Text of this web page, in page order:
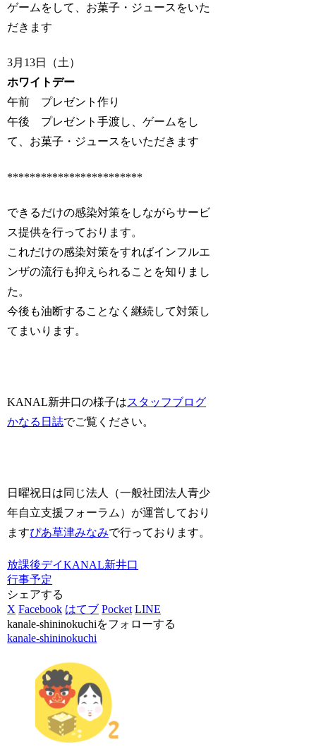
ゲームをして、お菓子・ジュースをいた
だきます
3月13日（土）
ホワイトデー
午前 プレゼント作り
午後 プレゼント手渡し、ゲームをし
て、お菓子・ジュースをいただきます
************************
できるだけの感染対策をしながらサービ
ス提供を行っております。
これだけの感染対策をすればインフルエ
ンザの流行も抑えられることを知りまし
た。
今後も油断することなく継続して対策し
てまいります。
KANAL新井口の様子はスタッフブログ
かなる日誌でご覧ください。
日曜祝日は同じ法人（一般社団法人青少
年自立支援フォーラム）が運営しており
ますぴあ草津みなみで行っております。
放課後デイKANAL新井口
行事予定
シェアする
X Facebook はてブ Pocket LINE
kanale-shininokuchiをフォローする
kanale-shininokuchi